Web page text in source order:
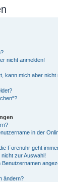
nicht anmelden!
kann mich aber nicht
in der
Forenuhr geht
zur Auswahl!
ändern?